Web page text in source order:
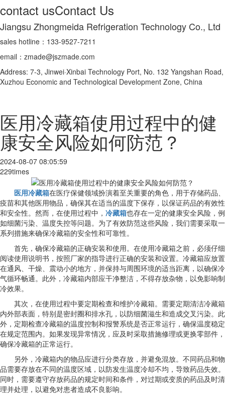
contact usContact Us
Jiangsu Zhongmeida Refrigeration Technology Co., Ltd
sales hotline：133-9527-7211
email：zmade@jszmade.com
Address: 7-3, Jinwei·Xinbai Technology Port, No. 132 Yangshan Road,
Xuzhou Economic and Technological Development Zone, China
医用冷藏箱使用过程中的健
康安全风险如何防范？
2024-08-07 08:05:59
229times
医用冷藏箱在医疗保健领域扮演着至关重要的角色，用于存储药品、
疫苗和其他医用物品，确保其在适当的温度下保存，以保证药品的有效性
和安全性。然而，在使用过程中， 冷藏箱也存在一定的健康安全风险，例
如细菌污染、温度失控等问题。为了有效防范这些风险，我们需要采取一
系列措施来确保冷藏箱的安全性和可靠性。
首先，确保冷藏箱的正确安装和使用。在使用冷藏箱之前，必须仔细
阅读使用说明书，按照厂家的指导进行正确的安装和设置。冷藏箱应放置
在通风、干燥、震动小的地方，并保持与周围环境的适当距离，以确保冷
气循环畅通。此外，冷藏箱内部应干净整洁，不得存放杂物，以免影响制
冷效果。
其次，在使用过程中要定期检查和维护冷藏箱。需要定期清洁冷藏箱
内外部表面，特别是密封圈和排水孔，以防细菌滋生和造成交叉污染。此
外，定期检查冷藏箱的温度控制和报警系统是否正常运行，确保温度稳定
在规定范围内。如果发现异常情况，应及时采取措施修理或更换零部件，
确保冷藏箱的正常运行。
另外，冷藏箱内的物品应进行分类存放，并避免混放。不同药品和物
品需要存放在不同的温度区域，以防发生温度冷却不均，导致药品失效。
同时，需要遵守存放药品的规定时间和条件，对过期或变质的药品及时清
理并处理，以避免对患者造成不良影响。